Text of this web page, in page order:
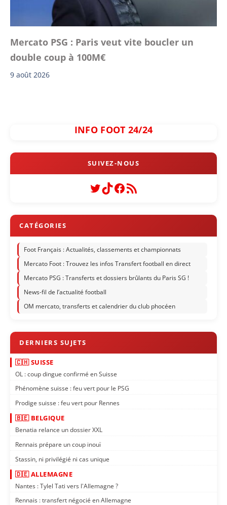
Mercato PSG : Paris veut vite boucler un
double coup à 100M€
9 août 2026
INFO FOOT 24/24
Twitter
TikTok
Facebook
Flux RSS
Foot Français : Actualités, classements et championnats
Mercato Foot : Trouvez les infos Transfert football en direct
Mercato PSG : Transferts et dossiers brûlants du Paris SG !
News-fil de l’actualité football
OM mercato, transferts et calendrier du club phocéen
🇨🇭 SUISSE
OL : coup dingue confirmé en Suisse
Phénomène suisse : feu vert pour le PSG
Prodige suisse : feu vert pour Rennes
🇧🇪 BELGIQUE
Benatia relance un dossier XXL
Rennais prépare un coup inouï
Stassin, ni privilégié ni cas unique
🇩🇪 ALLEMAGNE
Nantes : Tylel Tati vers l'Allemagne ?
Rennais : transfert négocié en Allemagne